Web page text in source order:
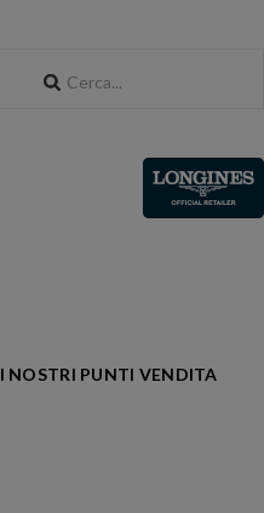
I NOSTRI PUNTI VENDITA